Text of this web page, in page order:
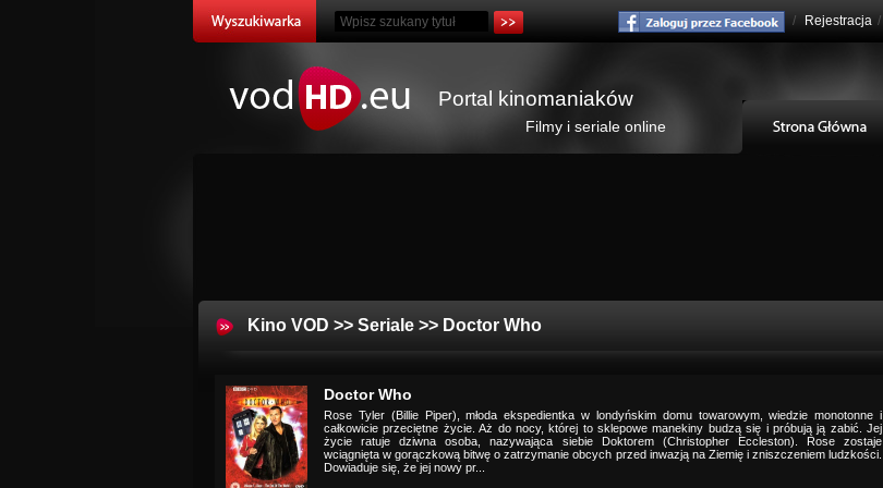
/ Rejestracja /
Portal kinomaniaków
Filmy i seriale online
Kino VOD >> Seriale >> Doctor Who
Doctor Who
Rose Tyler (Billie Piper), młoda ekspedientka w londyńskim domu towarowym, wiedzie monotonne i
całkowicie przeciętne życie. Aż do nocy, której to sklepowe manekiny budzą się i próbują ją zabić. Jej
życie ratuje dziwna osoba, nazywająca siebie Doktorem (Christopher Eccleston). Rose zostaje
wciągnięta w gorączkową bitwę o zatrzymanie obcych przed inwazją na Ziemię i zniszczeniem ludzkości.
Dowiaduje się, że jej nowy pr...